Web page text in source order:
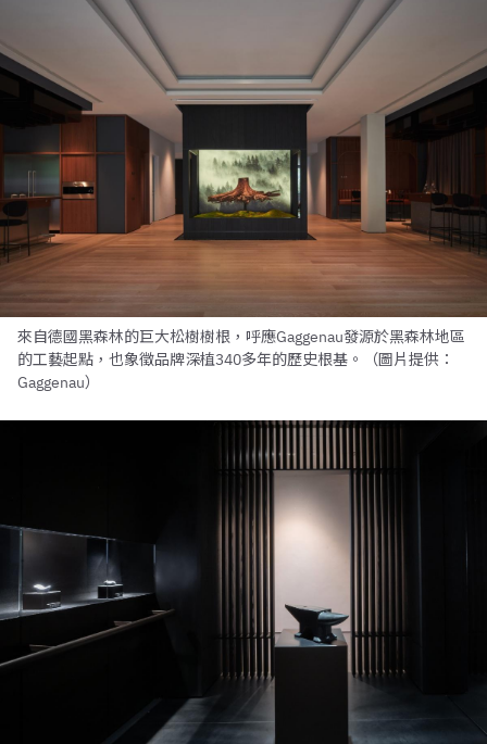
來自德國黑森林的巨大松樹樹根，呼應Gaggenau發源於黑森林地區
的工藝起點，也象徵品牌深植340多年的歷史根基。（圖片提供：
Gaggenau）